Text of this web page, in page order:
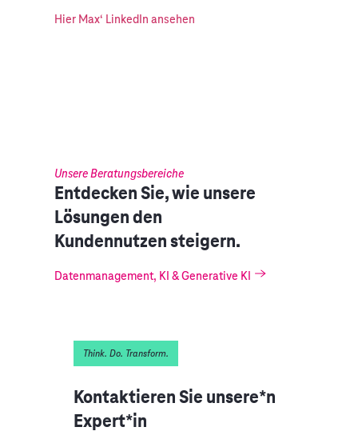
Hier Max‘ LinkedIn ansehen
Unsere Beratungsbereiche
Entdecken Sie, wie unsere
Lösungen den
Kundennutzen steigern.
Datenmanagement, KI & Generative KI
Think. Do. Transform.
Kontaktieren Sie unsere*n
Expert*in